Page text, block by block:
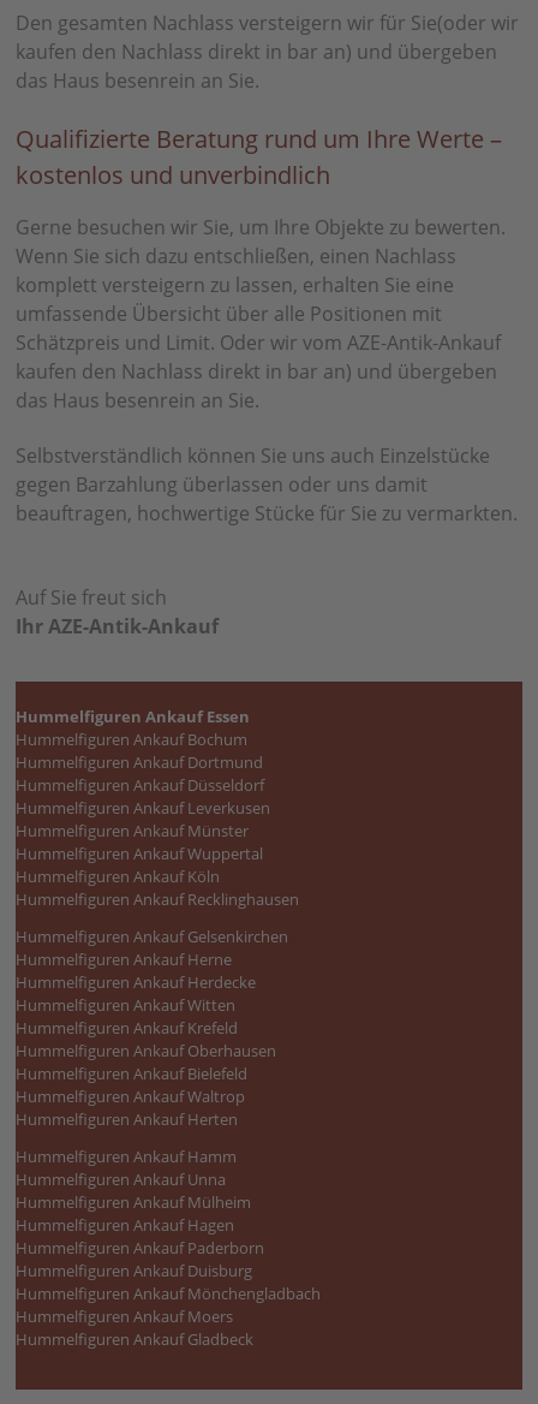
Den gesamten Nachlass versteigern wir für Sie(oder wir
kaufen den Nachlass direkt in bar an) und übergeben
das Haus besenrein an Sie.
Qualifizierte Beratung rund um Ihre Werte –
kostenlos und unverbindlich
Gerne besuchen wir Sie, um Ihre Objekte zu bewerten.
Wenn Sie sich dazu entschließen, einen Nachlass
komplett versteigern zu lassen, erhalten Sie eine
umfassende Übersicht über alle Positionen mit
Schätzpreis und Limit. Oder wir vom AZE-Antik-Ankauf
kaufen den Nachlass direkt in bar an) und übergeben
das Haus besenrein an Sie.
Selbstverständlich können Sie uns auch Einzelstücke
gegen Barzahlung überlassen oder uns damit
beauftragen, hochwertige Stücke für Sie zu vermarkten.
Auf Sie freut sich
Ihr AZE-Antik-Ankauf
Hummelfiguren Ankauf Essen
Hummelfiguren Ankauf Bochum
Hummelfiguren Ankauf Dortmund
Hummelfiguren Ankauf Düsseldorf
Hummelfiguren Ankauf Leverkusen
Hummelfiguren Ankauf Münster
Hummelfiguren Ankauf Wuppertal
Hummelfiguren Ankauf Köln
Hummelfiguren Ankauf Recklinghausen
Hummelfiguren Ankauf Gelsenkirchen
Hummelfiguren Ankauf Herne
Hummelfiguren Ankauf Herdecke
Hummelfiguren Ankauf Witten
Hummelfiguren Ankauf Krefeld
Hummelfiguren Ankauf Oberhausen
Hummelfiguren Ankauf Bielefeld
Hummelfiguren Ankauf Waltrop
Hummelfiguren Ankauf Herten
Hummelfiguren Ankauf Hamm
Hummelfiguren Ankauf Unna
Hummelfiguren Ankauf Mülheim
Hummelfiguren Ankauf Hagen
Hummelfiguren Ankauf Paderborn
Hummelfiguren Ankauf Duisburg
Hummelfiguren Ankauf Mönchengladbach
Hummelfiguren Ankauf Moers
Hummelfiguren Ankauf Gladbeck